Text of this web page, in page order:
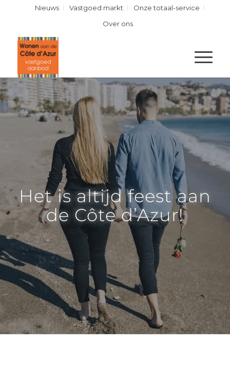
Nieuws Vastgoed markt
Onze totaal-service
Over ons
Het is altijd feest aan
de Côte d’Azur!